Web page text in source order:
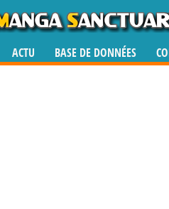
ACTU BASE DE DONNÉES